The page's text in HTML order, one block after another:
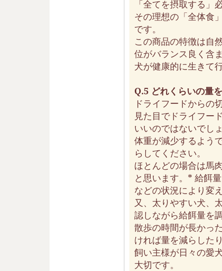
「全てを摂取する」
その理想の「全体食
です。
この商品の特徴は自
位がバランス良く含
犬が健康的に生きて
Q.5 どれくらいの量
ドライフードからの
見た目でドライフー
いいのではないでし
体重が減少するよう
らしてください。
ほとんどの場合は馬
と思います。* 給餌
などの状況により変
又、太りやすい犬、
認しながら給餌量を
散歩の時間が長かっ
ければ量を減らした
飼い主様が日々の愛
大切です。